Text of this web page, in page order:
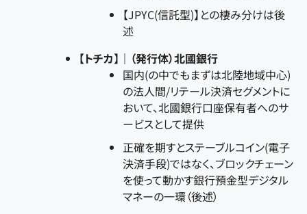
【JPYC(信託型)】との棲み分けは後
述
【トチカ】｜（発行体）北國銀行
国内(の中でもまずは北陸地域中心)
の法人間/リテール決済セグメントに
おいて、北國銀行口座保有者へのサ
ービスとして提供
正確を期すとステーブルコイン(電子
決済手段)ではなく、ブロックチェーン
を使って動かす銀行預金型デジタル
マネーの一環（後述）